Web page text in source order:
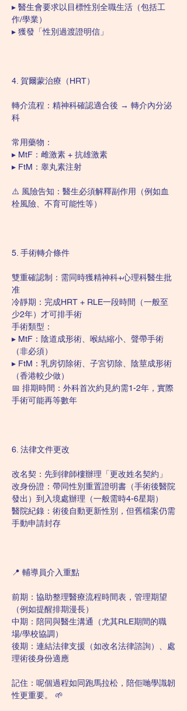
▸ 醫生會要求以目標性別全職生活（包括工
作/學業）
▸ 獲發「性別過渡證明信」
4. 賀爾蒙治療（HRT）
轉介流程：精神科確認適合後 → 轉介內分泌
科
常用藥物：
▸ MtF：雌激素 + 抗雄激素
▸ FtM：睾丸素注射
⚠️ 風險告知：醫生必須解釋副作用（例如血
栓風險、不育可能性等）
5. 手術轉介條件
雙重確認制：需同時獲精神科+心理科醫生批
准
冷靜期：完成HRT + RLE一段時間（一般至
少2年）才可排手術
手術類型：
▸ MtF：陰道成形術、喉結縮小、聲帶手術
（非必須）
▸ FtM：乳房切除術、子宮切除、陰莖成形術
（香港較少做）
📅 排期時間：外科首次約見約需1-2年，實際
手術可能再等數年
6. 法律文件更改
改名契：先到律師樓辦理「更改姓名契約」
改身份證：帶同性別重置證明書（手術後醫院
發出）到入境處辦理（一般需時4-6星期）
醫院紀錄：術後自動更新性別，但舊檔案仍需
手動申請封存
📍 輔導員介入重點
前期：協助整理醫療流程時間表，管理期望
（例如提醒排期漫長）
中期：陪同與醫生溝通（尤其RLE期間的職
場/學校協調）
後期：連結法律支援（如改名法律諮詢）、處
理術後身份適應
記住：呢個過程如同跑馬拉松，陪佢哋學識韌
性更重要。 🌱